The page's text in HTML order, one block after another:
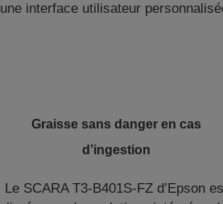
une interface utilisateur
Graisse sans danger en cas
d’ingestion
Le SCARA T3-B401S-FZ d’Epson